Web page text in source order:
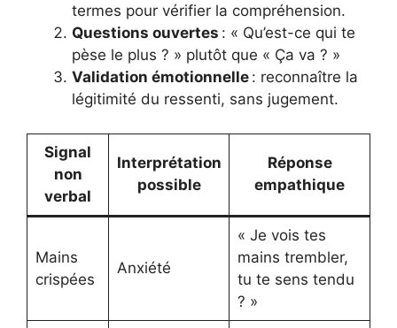
termes pour vérifier la compréhension.
Questions ouvertes : « Qu’est-ce qui te
pèse le plus ? » plutôt que « Ça va ? »
Validation émotionnelle : reconnaître la
légitimité du ressenti, sans jugement.
Signal
non
verbal
Interprétation
possible
Réponse
empathique
Mains
crispées
Anxiété
« Je vois tes
mains trembler,
tu te sens tendu
? »